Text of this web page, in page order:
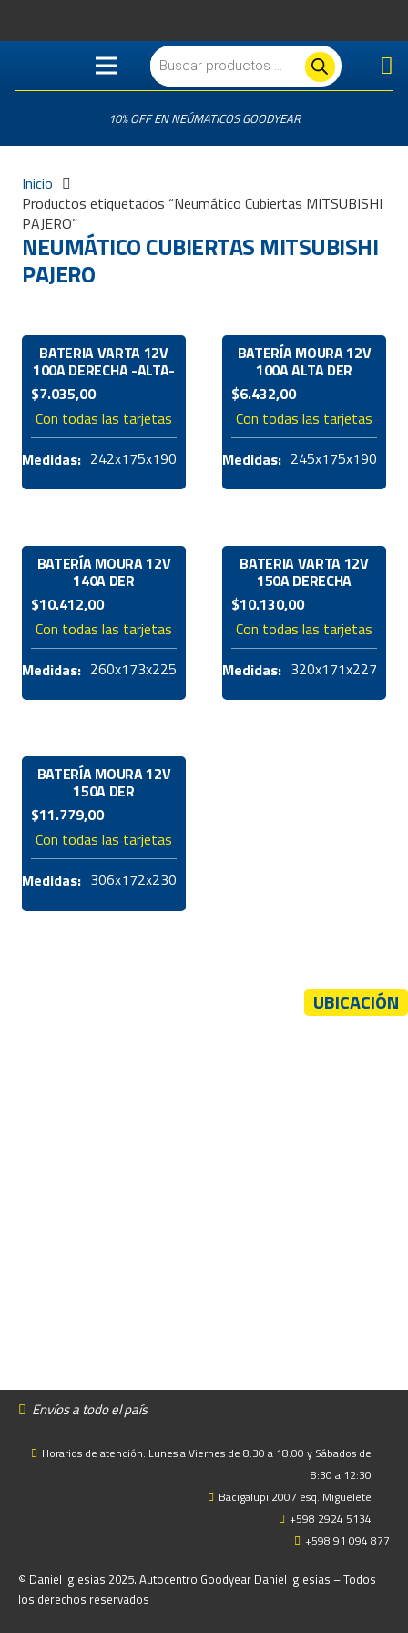
Búsqueda
de
productos
10% OFF EN NEÚMATICOS GOODYEAR
Inicio
Productos etiquetados “Neumático Cubiertas MITSUBISHI
PAJERO”
NEUMÁTICO CUBIERTAS MITSUBISHI
PAJERO
BATERIA VARTA 12V
100A DERECHA -ALTA-
$7.035,00
Con todas las tarjetas
Medidas: 242x175x190
BATERÍA MOURA 12V
100A ALTA DER
$6.432,00
Con todas las tarjetas
Medidas: 245x175x190
BATERÍA MOURA 12V
140A DER
$10.412,00
Con todas las tarjetas
Medidas: 260x173x225
BATERIA VARTA 12V
150A DERECHA
$10.130,00
Con todas las tarjetas
Medidas: 320x171x227
BATERÍA MOURA 12V
150A DER
$11.779,00
Con todas las tarjetas
Medidas: 306x172x230
UBICACIÓN
Envíos a todo el país
Horarios de atención: Lunes a Viernes de 8:30 a 18:00 y Sábados de
8:30 a 12:30
Bacigalupi 2007 esq. Miguelete
+598 2924 5134
+598 91 094 877
© Daniel Iglesias 2025. Autocentro Goodyear Daniel Iglesias – Todos
los derechos reservados